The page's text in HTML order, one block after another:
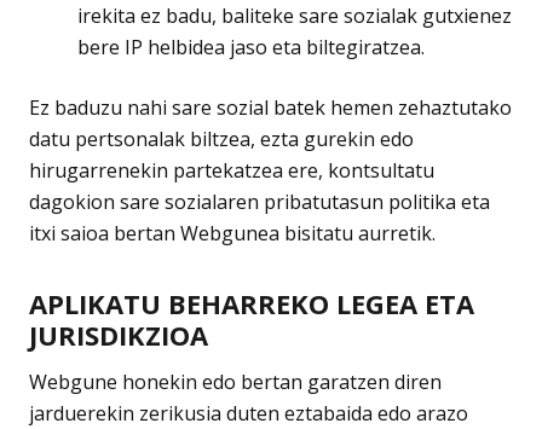
irekita ez badu, baliteke sare sozialak gutxienez
bere IP helbidea jaso eta biltegiratzea.
Ez baduzu nahi sare sozial batek hemen zehaztutako
datu pertsonalak biltzea, ezta gurekin edo
hirugarrenekin partekatzea ere, kontsultatu
dagokion sare sozialaren pribatutasun politika eta
itxi saioa bertan Webgunea bisitatu aurretik.
APLIKATU BEHARREKO LEGEA ETA
JURISDIKZIOA
Webgune honekin edo bertan garatzen diren
jarduerekin zerikusia duten eztabaida edo arazo